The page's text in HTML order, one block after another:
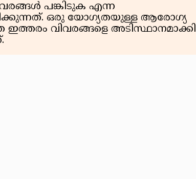
പങ്കിടുക എന്ന
ഒരു യോഗ്യതയുള്ള ആരോഗ്യ
ഇത്തരം വിവരങ്ങളെ അടിസ്ഥാനമാക്കി